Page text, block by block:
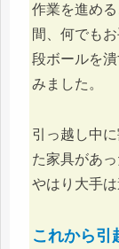
作業を進め
間、何でも
段ボールを
みました。
引っ越し中
た家具があ
やはり大手は
これから引